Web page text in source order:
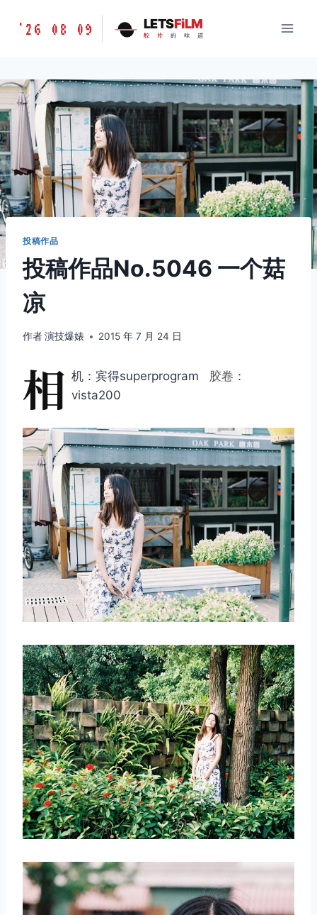
胶
味
道
LETSFILM
'26 08 09 LETSFiLM
胶 片 的 味 道
投稿作品
投稿作品No.5046 一个菇
凉
作者演技爆婊 2015 年 7 月 24 日
相 机：宾得superprogram 胶卷 ：
vista200